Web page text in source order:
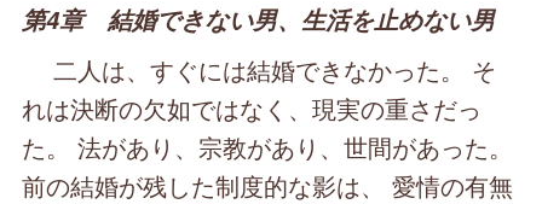
第4章 結婚できない男、生活を止めない男
二人は、すぐには結婚できなかった。 そ
れは決断の欠如ではなく、現実の重さだっ
た。 法があり、宗教があり、世間があった。
前の結婚が残した制度的な影は、 愛情の有無